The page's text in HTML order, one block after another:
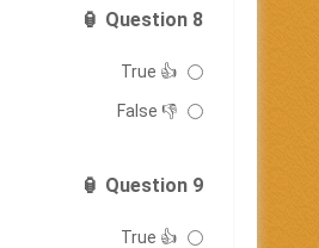
Question 8 🏮
👍 True
👎 False
Question 9 🏮
👍 True